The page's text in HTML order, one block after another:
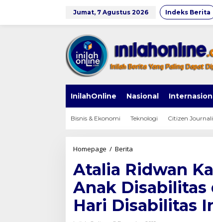
Jumat, 7 Agustus 2026 Indeks Berita
InilahOnline Nasional
Bisnis & Ekonomi Teknologi Citizen
Homepage / Berita
Kamil
Melukis
Bersama
Anak
Disabilitas
di
Museum
Atalia Ridwan
Anak Disabilitas
Hari Disabilitas